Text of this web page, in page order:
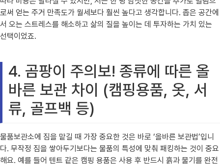
로써 얻는 주거 만족도가 월세보다 훨씬 높다고 생각합니다. 좁은 공간에
서 오는 스트레스를 해소하고 삶의 질을 높이는 데 투자하는 가치 있는
선택이었죠.
4. 곰팡이 주의보! 종류에 따른 올
바른 보관 차이 (캠핑용품, 옷, 서
류, 골프백 등)
물품보관소에 짐을 맡길 때 가장 중요한 것은 바로 ‘올바른 보관법’입니
다. 무작정 짐을 쌓아두기보다는 물품의 특성에 맞춰 패킹하는 것이 중요
해요. 예를 들어 텐트 같은 캠핑 용품은 사용 후 반드시 흙과 물기를 완전